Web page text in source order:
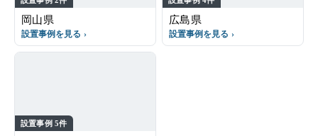
岡山県
設置事例を見る
広島県
設置事例を見る
設置事例 5件